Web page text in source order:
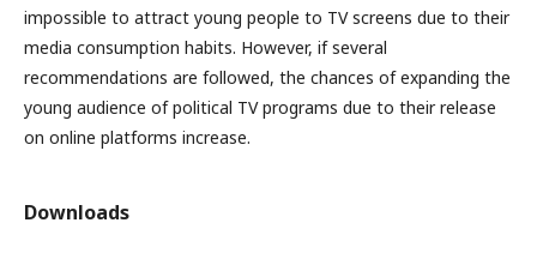
impossible to attract young people to TV screens due to their
media consumption habits. However, if several
recommendations are followed, the chances of expanding the
young audience of political TV programs due to their release
on online platforms increase.
Downloads